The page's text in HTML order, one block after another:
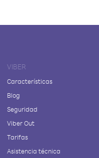
VIBER
Características
Blog
Seguridad
Viber Out
Tarifas
Asistencia técnica